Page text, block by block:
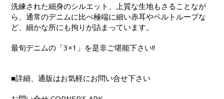
洗練された細身のシルエット、上質な生地もさることなが
ら、通常のデニムに比べ極端に細い赤耳やベルトループな
ど、細かな所にも拘りが詰まっています。
最旬デニムの「3×1」を是非ご堪能下さい!!
■詳細、通販はお気軽にお問い合せ下さい